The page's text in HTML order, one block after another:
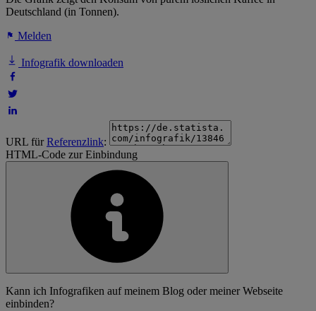
Deutschland (in Tonnen).
Melden
Infografik downloaden
URL fürReferenzlink:
HTML-Code zur Einbindung
Kann ich Infografiken auf meinem Blog oder meiner Webseite
einbinden?